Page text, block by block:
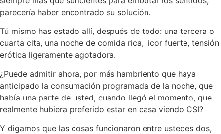
parecería haber encontrado su solución.
Tú mismo has estado allí, después de todo: una tercera o
cuarta cita, una noche de comida rica, licor fuerte, tensión
erótica ligeramente agotadora.
¿Puede admitir ahora, por más hambriento que haya
anticipado la consumación programada de la noche, que
había una parte de usted, cuando llegó el momento, que
realmente hubiera preferido estar en casa viendo CSI?
Y digamos que las cosas funcionaron entre ustedes dos,